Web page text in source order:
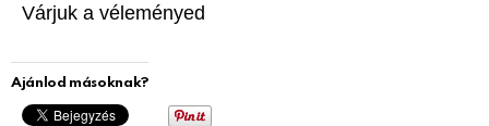
Várjuk a véleményed
Ajánlod másoknak?